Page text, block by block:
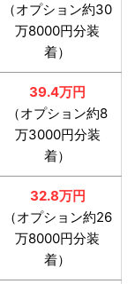
（オプション約30
万8000円分装
着）
39.4万円
（オプション約8
万3000円分装
着）
32.8万円
（オプション約26
万8000円分装
着）